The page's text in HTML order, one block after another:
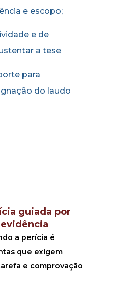
e escopo;
e de
a tese
para
do laudo
guiada por
a perícia é
que exigem
e comprovação